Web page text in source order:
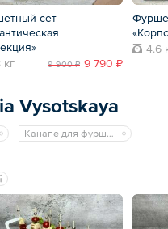
сет
кг
9 900 ₽ 9 790 ₽
4.6
Vysotskaya
Канапе для фуршета